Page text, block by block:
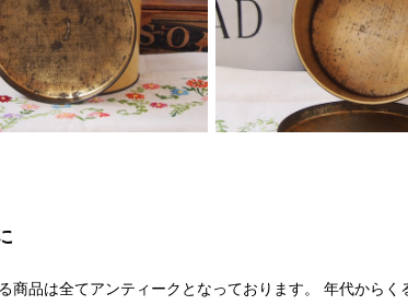
商品は全てアンティークとなっております。 年代から